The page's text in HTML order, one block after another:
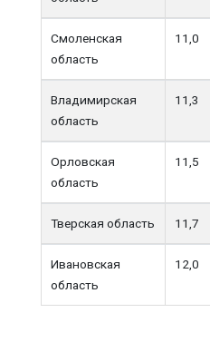
Смоленская
область
11,0
Владимирская
область
11,3
Орловская
область
11,5
Тверская область 11,7
Ивановская
область
12,0